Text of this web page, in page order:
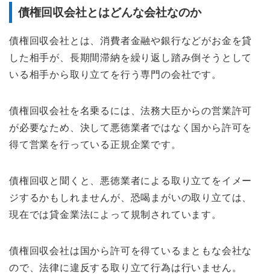
債権回収会社とはどんな会社なのか
債権回収会社とは、消費者金融や銀行などがお金を貸
した相手が、長期間滞納を繰り返し踏み倒そうとして
いる相手から取り立てを行う専門の会社です。
債権回収会社を名乗るには、法務大臣からの営業許可
が必要なため、決して悪徳業者ではなく国から許可を
得て営業を行っている正規企業です。
債権回収と聞くと、悪徳業者による取り立てをイメー
ジするかもしれませんが、恐喝まがいの取り立ては、
現在では貸金業法によって規制されています。
債権回収会社は国から許可を得ているまともな会社な
ので、法律に違反する取り立て行為は行いません。